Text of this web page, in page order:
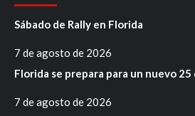
Sábado de Rally en Florida
7 de agosto de 2026
Florida se prepara para un nuevo
7 de agosto de 2026